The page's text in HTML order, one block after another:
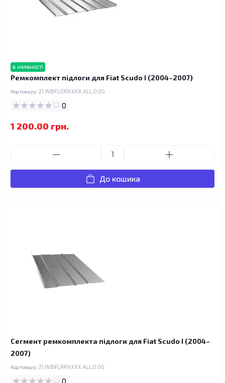
в наявності
Ремкомплект підлоги для Fiat Scudo I (2004–2007)
Код товару: 21.WBFLORXXXX.ALL.0.00
0
1 200.00 грн.
До кошика
Сегмент ремкомплекта підлоги для Fiat Scudo I (2004–
2007)
Код товару: 21.WBFLRPXXXX.ALL.0.00
0